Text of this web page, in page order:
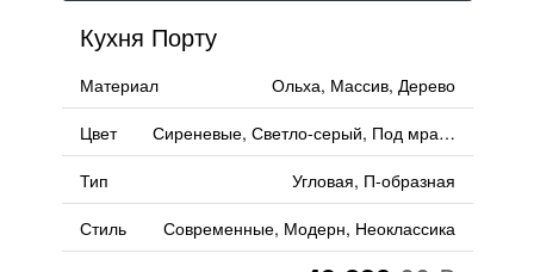
Кухня Порту
Материал
Ольха, Массив, Дерево
Цвет
Сиреневые, Светло-серый, Под мрамор, Бордовый, Баклажан
Тип
Угловая, П-образная
Стиль
Современные, Модерн, Неоклассика